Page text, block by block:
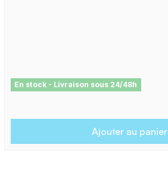
En stock - Livraison sous 24/48h
Ajouter au panier